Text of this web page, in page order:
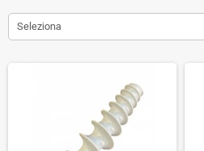
Seleziona